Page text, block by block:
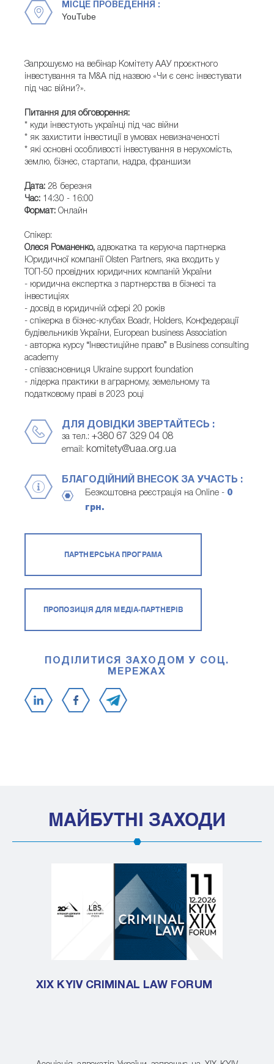
МІСЦЕ ПРОВЕДЕННЯ :
YouTube
Запрошуємо на вебінар Комітету ААУ проєктного
інвестування та M&A під назвою «Чи є сенс інвестувати
під час війни?».
Питання для обговорення:
* куди інвестують українці під час війни
* як захистити інвестиції в умовах невизначеності
* які основні особливості інвестування в нерухомість,
землю, бізнес, стартапи, надра, франшизи
Дата: 28 березня
Час:
14:30 - 16:00
Формат: Онлайн
Спікер:
Олеся Романенко, адвокатка та керуюча партнерка
Юридичної компанії Olsten Partners, яка входить у
ТОП-50 провідних юридичних компаній України
- юридична експертка з партнерства в бізнесі та
інвестиціях
- досвід в юридичній сфері 20 років
- спікерка в бізнес-клубах Boadr, Holders, Конфедерації
будівельників України, European business Association
- авторка курсу “Інвестиційне право” в Business consulting
academy
- співзасновниця Ukraine support foundation
- лідерка практики в аграрному, земельному та
податковому праві в 2023 році
ДЛЯ ДОВІДКИ ЗВЕРТАЙТЕСЬ :
за тел.: +380 67 329 04 08
email: komitety@uaa.org.ua
БЛАГОДІЙНИЙ ВНЕСОК ЗА УЧАСТЬ :
Безкоштовна реєстрація на Online - 0
грн.
ПАРТНЕРСЬКА ПРОГРАМА
ПРОПОЗИЦІЯ ДЛЯ МЕДІА-ПАРТНЕРІВ
ПОДІЛИТИСЯ ЗАХОДОМ У СОЦ.
МЕРЕЖАХ
МАЙБУТНІ ЗАХОДИ
XIX KYIV CRIMINAL LAW FORUM